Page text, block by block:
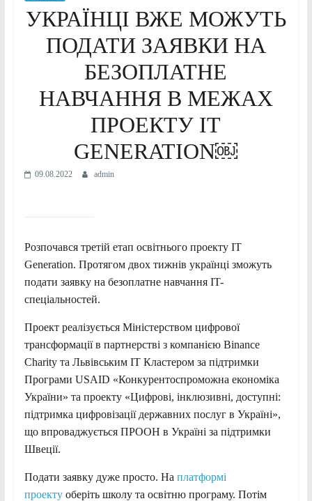
УКРАЇНЦІ ВЖЕ МОЖУТЬ
ПОДАТИ ЗАЯВКИ НА
БЕЗОПЛАТНЕ
НАВЧАННЯ В МЕЖАХ
ПРОЕКТУ IT
GENERATION￼
09.08.2022 admin
Розпочався третій етап освітнього проекту ІТ
Generation. Протягом двох тижнів українці зможуть
подати заявку на безоплатне навчання IT-
спеціальностей.
Проект реалізується Міністерством цифрової
трансформації в партнерстві з компанією Binance
Charity та Львівським IT Кластером за підтримки
Програми USAID «Конкурентоспроможна економіка
України» та проекту «Цифрові, інклюзивні, доступні:
підтримка цифровізації державних послуг в Україні»,
що впроваджується ПРООН в Україні за підтримки
Швеції.
Подати заявку дуже просто. На платформі
проектуоберіть школу та освітню програму. Потім